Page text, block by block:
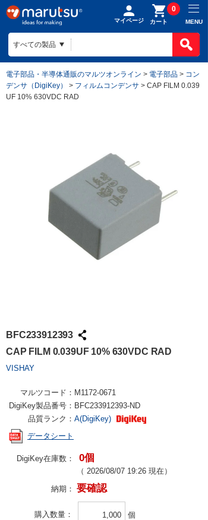
マイページ カート
0
MENU
電子部品・半導体通販のマルツオンライン > 電子部品 > コン
デンサ（DigiKey）
> フィルムコンデンサ > CAP FILM 0.039
UF 10% 630VDC RAD
BFC233912393
CAP FILM 0.039UF 10% 630VDC RAD
VISHAY
マルツコード： M1172-0671
DigiKey製品番号： BFC233912393-ND
品質ランク： A(DigiKey)
データシート
DigiKey在庫数： 0個
（ 2026/08/07 19:26 現在）
納期： 要確認
購入数量 個